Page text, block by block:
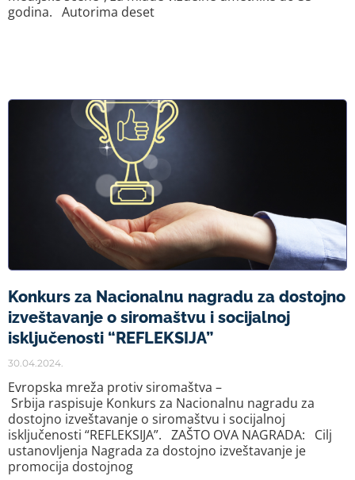
godina. Autorima deset
Konkurs za Nacionalnu nagradu za dostojno
izveštavanje o siromaštvu i socijalnoj
isključenosti “REFLEKSIJA”
30.04.2024.
Evropska mreža protiv siromaštva –
Srbija raspisuje Konkurs za Nacionalnu nagradu za
dostojno izveštavanje o siromaštvu i socijalnoj
isključenosti “REFLEKSIJA”. ZAŠTO OVA NAGRADA: Cilj
ustanovljenja Nagrada za dostojno izveštavanje je
promocija dostojnog